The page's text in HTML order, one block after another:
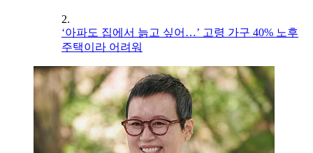
2.
‘아파도 집에서 늙고 싶어…’ 고령 가구 40% 노후
주택이라 어려워